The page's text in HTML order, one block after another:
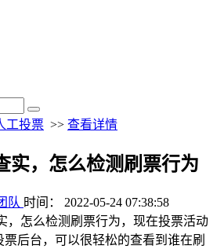
工投票 >> 查看详情
实，怎么检测刷票行为
队 时间： 2022-05-24 07:38:58
，怎么检测刷票行为，现在投票活动
后台，可以很轻松的查看到谁在刷